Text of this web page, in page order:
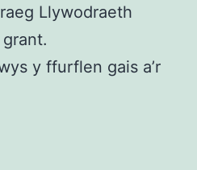
Llywodraeth
y ffurflen gais a’r